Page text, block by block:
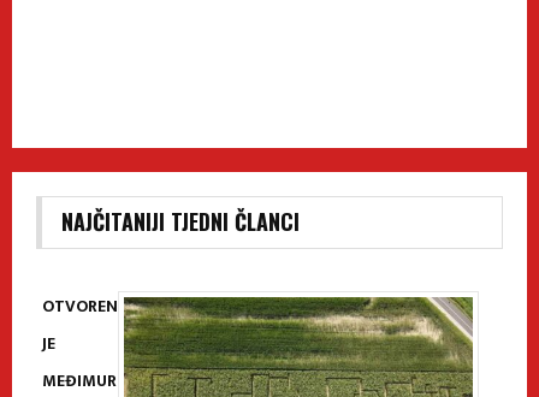
NAJČITANIJI TJEDNI ČLANCI
OTVOREN
JE
MEĐIMUR